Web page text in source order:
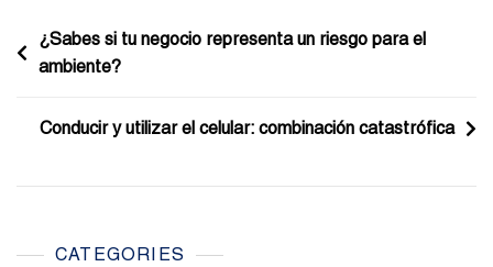
Navegación
de
¿Sabes si tu negocio representa un riesgo para el
ambiente?
Conducir y utilizar el celular: combinación catastrófica
CATEGORIES